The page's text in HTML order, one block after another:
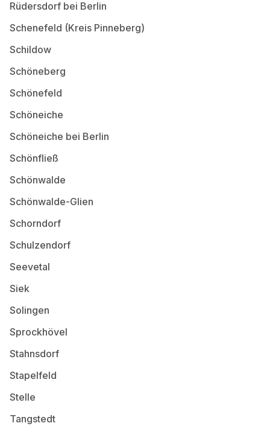
Rüdersdorf bei Berlin
Schenefeld (Kreis Pinneberg)
Schildow
Schöneberg
Schönefeld
Schöneiche
Schöneiche bei Berlin
Schönfließ
Schönwalde
Schönwalde-Glien
Schorndorf
Schulzendorf
Seevetal
Siek
Solingen
Sprockhövel
Stahnsdorf
Stapelfeld
Stelle
Tangstedt